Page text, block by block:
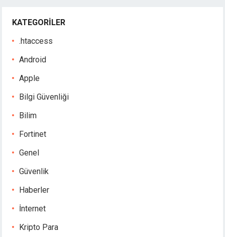
KATEGORILER
.htaccess
Android
Apple
Bilgi Güvenliği
Bilim
Fortinet
Genel
Güvenlik
Haberler
İnternet
Kripto Para